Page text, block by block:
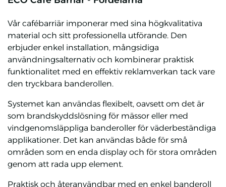
Vår cafébarriär imponerar med sina högkvalitativa
material och sitt professionella utförande. Den
erbjuder enkel installation, mångsidiga
användningsalternativ och kombinerar praktisk
funktionalitet med en effektiv reklamverkan tack vare
den tryckbara banderollen.
Systemet kan användas flexibelt, oavsett om det är
som brandskyddslösning för mässor eller med
vindgenomsläppliga banderoller för väderbeständiga
applikationer. Det kan användas både för små
områden som en enda display och för stora områden
genom att rada upp element.
Praktisk och återanvändbar med en enkel banderoll